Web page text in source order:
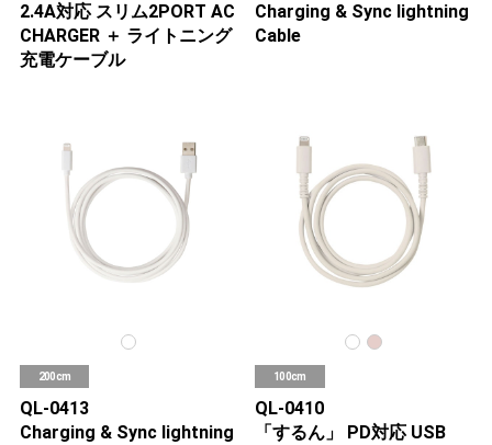
2.4A対応 スリム2PORT AC
CHARGER ＋ ライトニング
充電ケーブル
Charging & Sync lightning
Cable
200cm
QL-0413
Charging & Sync lightning
100cm
QL-0410
「するん」 PD対応 USB